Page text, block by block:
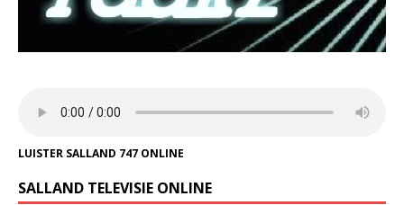
LUISTER SALLAND 747 ONLINE
SALLAND TELEVISIE ONLINE